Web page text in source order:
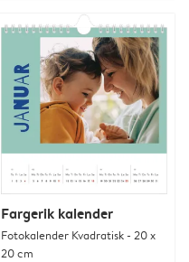
Fargerik kalender
Fotokalender Kvadratisk - 20 x
20 cm